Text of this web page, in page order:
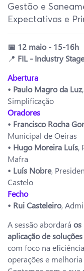
Gestão e
Expectativas e
📅 12 maio - 15-16h
📍 FIL - Industry Stage
Abertura
• Paulo Magro da Luz
Simplificação
Oradores
• Francisco Rocha
Municipal de Oeiras
• Hugo Moreira Luís,
Mafra
• Luís Nobre,
Castelo
Fecho
• Rui Casteleiro,
A sessão abordará os
aplicação de
com foco na
operações e